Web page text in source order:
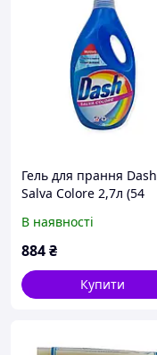
Гель для прання Dash
Salva Colore 2,7л (54
В наявності
884₴
Купити